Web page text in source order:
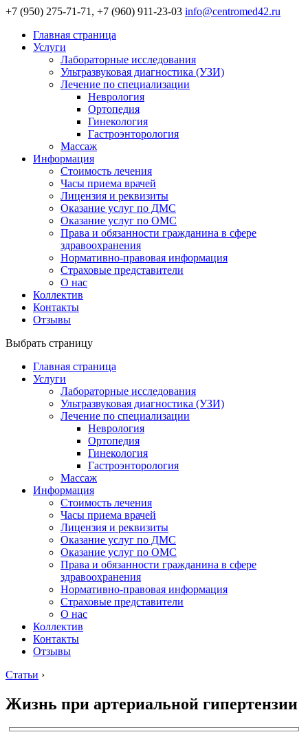
+7 (950) 275-71-71, +7 (960) 911-23-03 info@centromed42.ru
Главная страница
Услуги
Лабораторные исследования
Ультразвуковая диагностика (УЗИ)
Лечение по специализации
Неврология
Ортопедия
Гинекология
Гастроэнторология
Массаж
Информация
Стоимость лечения
Часы приема врачей
Лицензия и реквизиты
Оказание услуг по ДМС
Оказание услуг по ОМС
Права и обязанности гражданина в сфере
здравоохранения
Нормативно-правовая информация
Страховые представители
О нас
Коллектив
Контакты
Отзывы
Выбрать страницу
Главная страница
Услуги
Лабораторные исследования
Ультразвуковая диагностика (УЗИ)
Лечение по специализации
Неврология
Ортопедия
Гинекология
Гастроэнторология
Массаж
Информация
Стоимость лечения
Часы приема врачей
Лицензия и реквизиты
Оказание услуг по ДМС
Оказание услуг по ОМС
Права и обязанности гражданина в сфере
здравоохранения
Нормативно-правовая информация
Страховые представители
О нас
Коллектив
Контакты
Отзывы
Статьи ›
Жизнь при артериальной гипертензии